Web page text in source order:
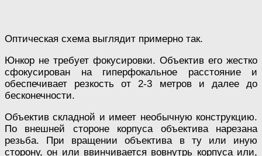
Оптическая схема выглядит примерно так.
Юнкор не требует фокусировки. Объектив его жестко
сфокусирован на гиперфокальное расстояние и
обеспечивает резкость от 2-3 метров и далее до
бесконечности.
Объектив складной и имеет необычную конструкцию.
По внешней стороне корпуса объектива нарезана
резьба. При вращении объектива в ту или иную
сторону, он или ввинчивается вовнутрь корпуса или,